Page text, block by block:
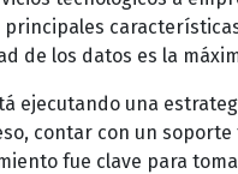
principales
de los datos es la
ejecutando una
contar con un
fue clave para